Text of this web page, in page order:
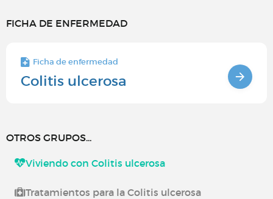
FICHA DE ENFERMEDAD
Ficha de enfermedad
Colitis ulcerosa
OTROS GRUPOS...
Viviendo con Colitis ulcerosa
Tratamientos para la Colitis ulcerosa